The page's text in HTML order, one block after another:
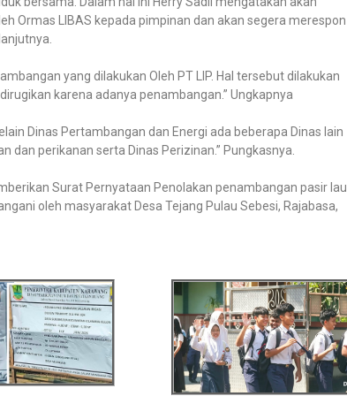
Ormas LIBAS kepada pimpinan dan akan segera merespon
yang dilakukan Oleh PT LIP. Hal tersebut dilakukan
karena adanya penambangan.” Ungkapnya
Dinas Pertambangan dan Energi ada beberapa Dinas lain
dan perikanan serta Dinas Perizinan.” Pungkasnya.
Surat Pernyataan Penolakan penambangan pasir
oleh masyarakat Desa Tejang Pulau Sebesi, Rajabasa,